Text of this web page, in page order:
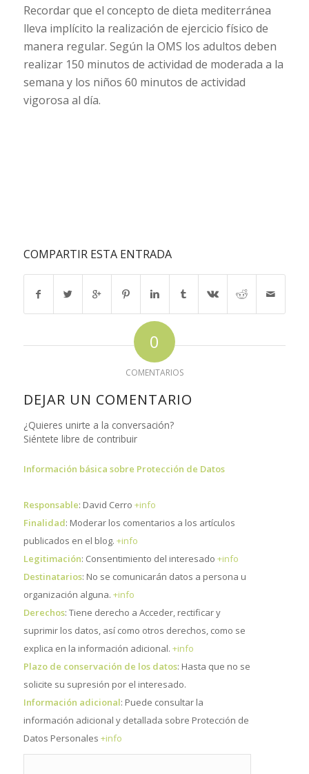
Recordar que el concepto de dieta mediterránea
lleva implícito la realización de ejercicio físico de
manera regular. Según la OMS los adultos deben
realizar 150 minutos de actividad de moderada a la
semana y los niños 60 minutos de actividad
vigorosa al día.
COMPARTIR ESTA ENTRADA
0
COMENTARIOS
DEJAR UN COMENTARIO
¿Quieres unirte a la conversación?
Siéntete libre de contribuir
Información básica sobre Protección de Datos
Responsable: David Cerro +info
Finalidad: Moderar los comentarios a los artículos
publicados en el blog. +info
Legitimación: Consentimiento del interesado +info
Destinatarios: No se comunicarán datos a persona u
organización alguna. +info
Derechos: Tiene derecho a Acceder, rectificar y
suprimir los datos, así como otros derechos, como se
explica en la información adicional. +info
Plazo de conservación de los datos: Hasta que no se
solicite su supresión por el interesado.
Información adicional: Puede consultar la
información adicional y detallada sobre Protección de
Datos Personales +info